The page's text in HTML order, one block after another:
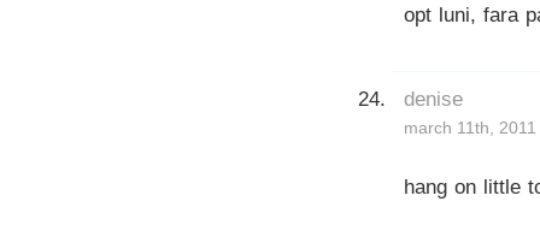
opt luni, fara
denise
march 11th,
hang on little